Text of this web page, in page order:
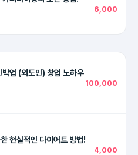
6,000
박업 (외도민) 창업 노하우
100,000
현실적인 다이어트 방법!
4,000